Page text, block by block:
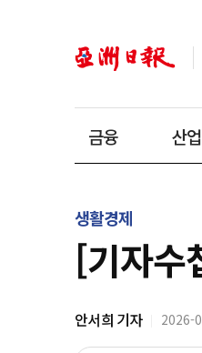
금융 산업
생활경제
[기자
안서희 기자 2026-